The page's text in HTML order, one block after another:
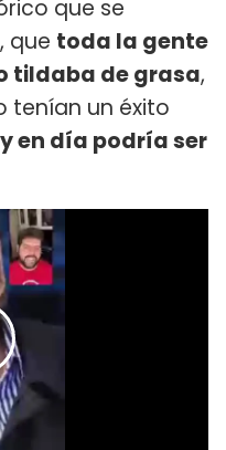
que se
que toda la gente
tildaba de grasa,
tenían un éxito
en día podría ser